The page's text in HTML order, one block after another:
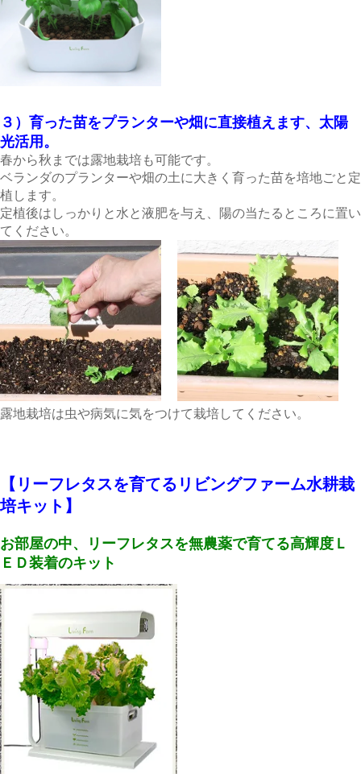
３）育った苗をプランターや畑に直接植えます、太陽
光活用。
春から秋までは露地栽培も可能です。
ベランダのプランターや畑の土に大きく育った苗を培地ごと定
植します。
定植後はしっかりと水と液肥を与え、陽の当たるところに置い
てください。
露地栽培は虫や病気に気をつけて栽培してください。
【リーフレタスを育てるリビングファーム水耕栽
培キット】
お部屋の中、リーフレタスを無農薬で育てる高輝度Ｌ
ＥＤ装着のキット